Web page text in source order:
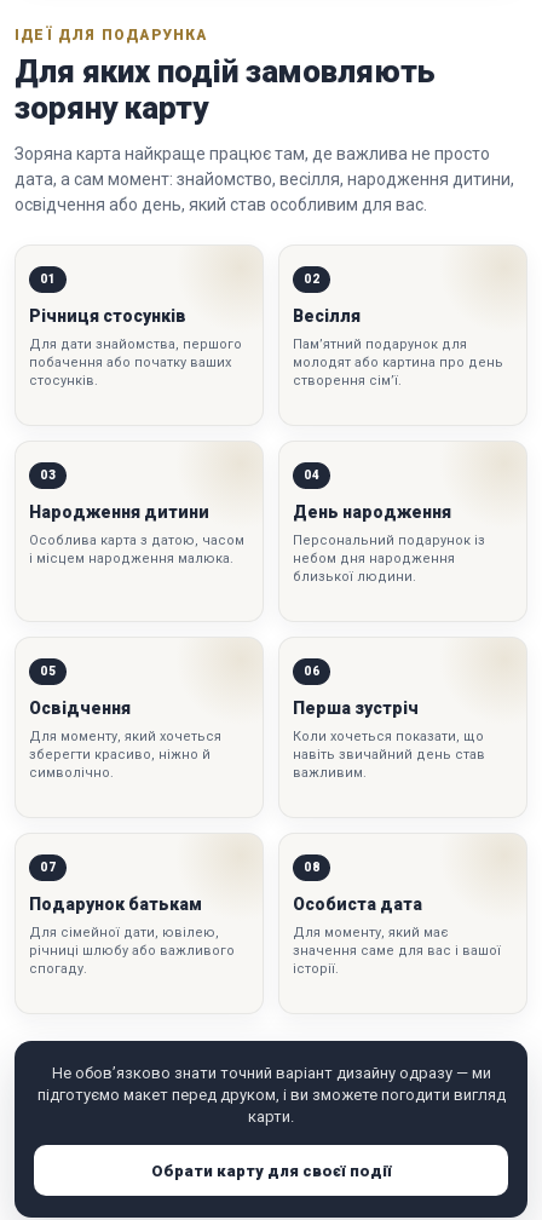
ІДЕЇ ДЛЯ ПОДАРУНКА
Для яких подій замовляють
зоряну карту
Зоряна карта найкраще працює там, де важлива не просто
дата, а сам момент: знайомство, весілля, народження дитини,
освідчення або день, який став особливим для вас.
01
Річниця стосунків
Для дати знайомства, першого
побачення або початку ваших
стосунків.
02
Весілля
Пам’ятний подарунок для
молодят або картина про день
створення сім’ї.
03
Народження дитини
Особлива карта з датою, часом
і місцем народження малюка.
04
День народження
Персональний подарунок із
небом дня народження
близької людини.
05
Освідчення
Для моменту, який хочеться
зберегти красиво, ніжно й
символічно.
06
Перша зустріч
Коли хочеться показати, що
навіть звичайний день став
важливим.
07
Подарунок батькам
Для сімейної дати, ювілею,
річниці шлюбу або важливого
спогаду.
08
Особиста дата
Для моменту, який має
значення саме для вас і вашої
історії.
Не обов’язково знати точний варіант дизайну одразу — ми
підготуємо макет перед друком, і ви зможете погодити вигляд
карти.
Обрати карту для своєї події